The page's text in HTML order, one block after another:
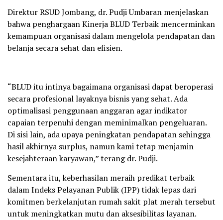
Direktur RSUD Jombang, dr. Pudji Umbaran menjelaskan
bahwa penghargaan Kinerja BLUD Terbaik mencerminkan
kemampuan organisasi dalam mengelola pendapatan dan
belanja secara sehat dan efisien.
“BLUD itu intinya bagaimana organisasi dapat beroperasi
secara profesional layaknya bisnis yang sehat. Ada
optimalisasi penggunaan anggaran agar indikator
capaian terpenuhi dengan meminimalkan pengeluaran.
Di sisi lain, ada upaya peningkatan pendapatan sehingga
hasil akhirnya surplus, namun kami tetap menjamin
kesejahteraan karyawan,” terang dr. Pudji.
Sementara itu, keberhasilan meraih predikat terbaik
dalam Indeks Pelayanan Publik (IPP) tidak lepas dari
komitmen berkelanjutan rumah sakit plat merah tersebut
untuk meningkatkan mutu dan aksesibilitas layanan.